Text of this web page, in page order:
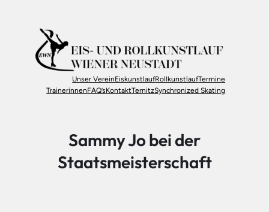
springen
Unser VereinEiskunstlaufRollkunstlaufTermine
TrainerinnenFAQ’sKontaktTernitzSynchronized Skating
Sammy Jo bei der
Staatsmeisterschaft